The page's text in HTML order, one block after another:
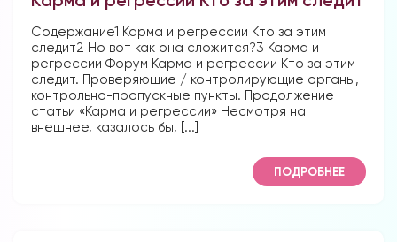
Содержание1 Карма и регрессии Кто за этим
следит2 Но вот как она сложится?3 Карма и
регрессии Форум Карма и регрессии Кто за этим
следит. Проверяющие / контролирующие органы,
контрольно-пропускные пункты. Продолжение
статьи «Карма и регрессии» Несмотря на
внешнее, казалось бы, [...]
ПОДРОБНЕЕ